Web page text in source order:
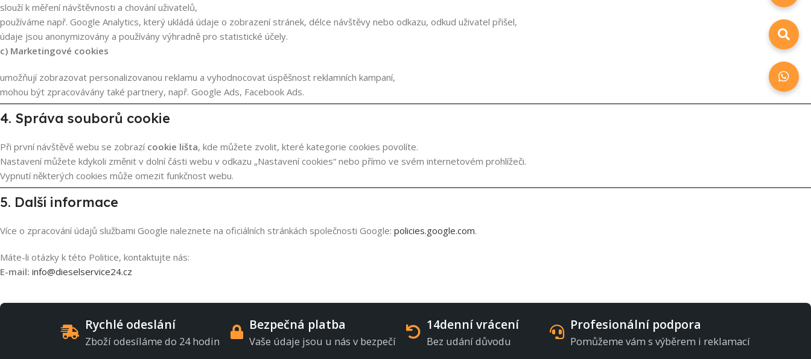
slouží k měření návštěvnosti a chování uživatelů,
používáme např. Google Analytics, který ukládá údaje o zobrazení stránek, délce návštěvy nebo odkazu, odkud uživatel přišel,
údaje jsou anonymizovány a používány výhradně pro statistické účely.
c) Marketingové cookies
umožňují zobrazovat personalizovanou reklamu a vyhodnocovat úspěšnost reklamních kampaní,
mohou být zpracovávány také partnery, např. Google Ads, Facebook Ads.
4. Správa souborů cookie
Při první návštěvě webu se zobrazí cookie lišta, kde můžete zvolit, které kategorie cookies povolíte.
Nastavení můžete kdykoli změnit v dolní části webu v odkazu „Nastavení cookies“ nebo přímo ve svém internetovém prohlížeči.
Vypnutí některých cookies může omezit funkčnost webu.
5. Další informace
Více o zpracování údajů službami Google naleznete na oficiálních stránkách společnosti Google: policies.google.com.
Máte-li otázky k této Politice, kontaktujte nás:
E-mail: info@dieselservice24.cz
Rychlé odeslání
Zboží odesíláme do 24 hodin
Bezpečná platba
Vaše údaje jsou u nás v bezpečí
14denní vrácení
Bez udání důvodu
Profesionální podpora
Pomůžeme vám s výběrem i reklamací